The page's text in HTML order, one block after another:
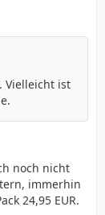
Vielleicht ist
noch nicht
immerhin
24,95 EUR.